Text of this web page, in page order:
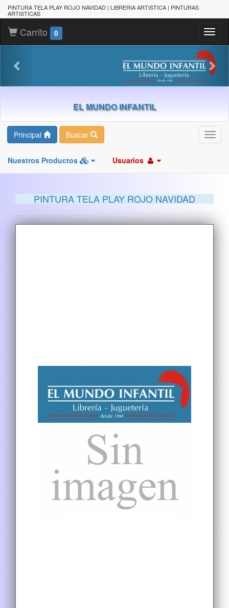
PINTURA TELA PLAY ROJO NAVIDAD | LIBRERIA ARTISTICA | PINTURAS
ARTISTICAS
Carrito 0
EL MUNDO INFANTIL
Principal Buscar
Nuestros Productos Usuarios
PINTURA TELA PLAY ROJO NAVIDAD